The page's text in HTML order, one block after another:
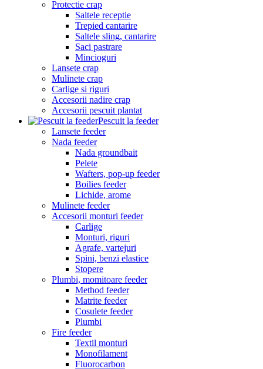
Protectie crap
Saltele receptie
Trepied cantarire
Saltele sling, cantarire
Saci pastrare
Mincioguri
Lansete crap
Mulinete crap
Carlige si riguri
Accesorii nadire crap
Accesorii pescuit plantat
Pescuit la feeder
Lansete feeder
Nada feeder
Nada groundbait
Pelete
Wafters, pop-up feeder
Boilies feeder
Lichide, arome
Mulinete feeder
Accesorii monturi feeder
Carlige
Monturi, riguri
Agrafe, vartejuri
Spini, benzi elastice
Stopere
Plumbi, momitoare feeder
Method feeder
Matrite feeder
Cosulete feeder
Plumbi
Fire feeder
Textil monturi
Monofilament
Fluorocarbon